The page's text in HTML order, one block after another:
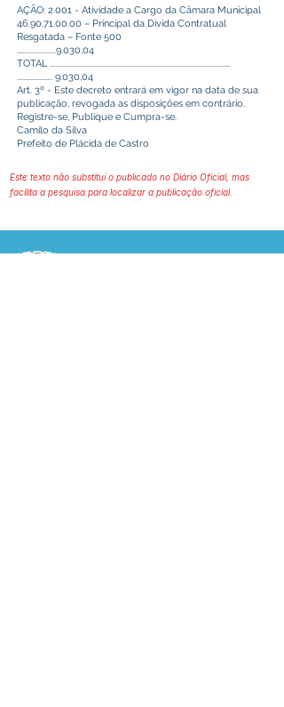
AÇÃO: 2.001 - Atividade a Cargo da Câmara Municipal
46.90.71.00.00 – Principal da Dívida Contratual
Resgatada – Fonte 500
......................9.030,04
TOTAL ......................................................................................................
.................... 9.030,04
Art. 3º - Este decreto entrará em vigor na data de sua
publicação, revogada as disposições em contrário.
Registre-se, Publique e Cumpra-se.
Camilo da Silva
Prefeito de Plácida de Castro
Este texto não substitui o publicado no Diário Oficial, mas
facilita a pesquisa para localizar a publicação oficial.